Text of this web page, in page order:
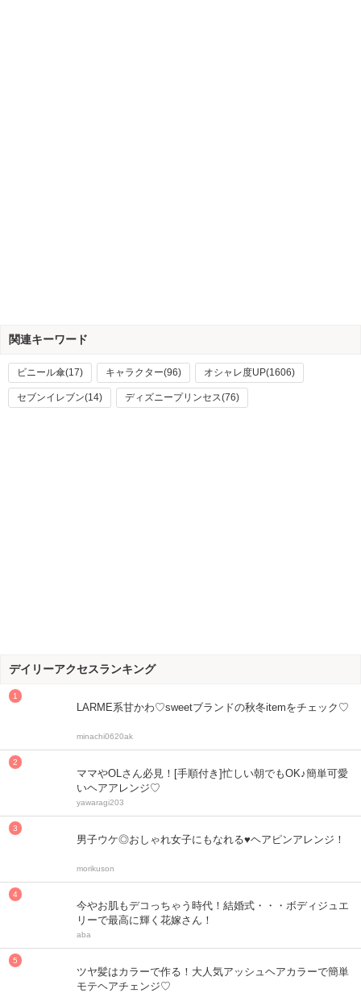
関連キーワード
ビニール傘(17) キャラクター(96) オシャレ度UP(1606)
セブンイレブン(14) ディズニープリンセス(76)
デイリーアクセスランキング
LARME系甘かわ♡sweetブランドの秋冬itemをチェック♡
minachi0620ak
ママやOLさん必見！[手順付き]忙しい朝でもOK♪簡単可愛
いヘアアレンジ♡
yawaragi203
男子ウケ◎おしゃれ女子にもなれる♥ヘアピンアレンジ！
morikuson
今やお肌もデコっちゃう時代！結婚式・・・ボディジュエ
リーで最高に輝く花嫁さん！
aba
ツヤ髪はカラーで作る！大人気アッシュヘアカラーで簡単
モテヘアチェンジ♡